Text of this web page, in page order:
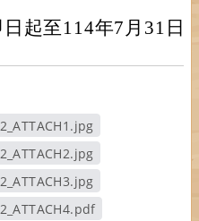
起至114年7月31日
窗
窗
窗